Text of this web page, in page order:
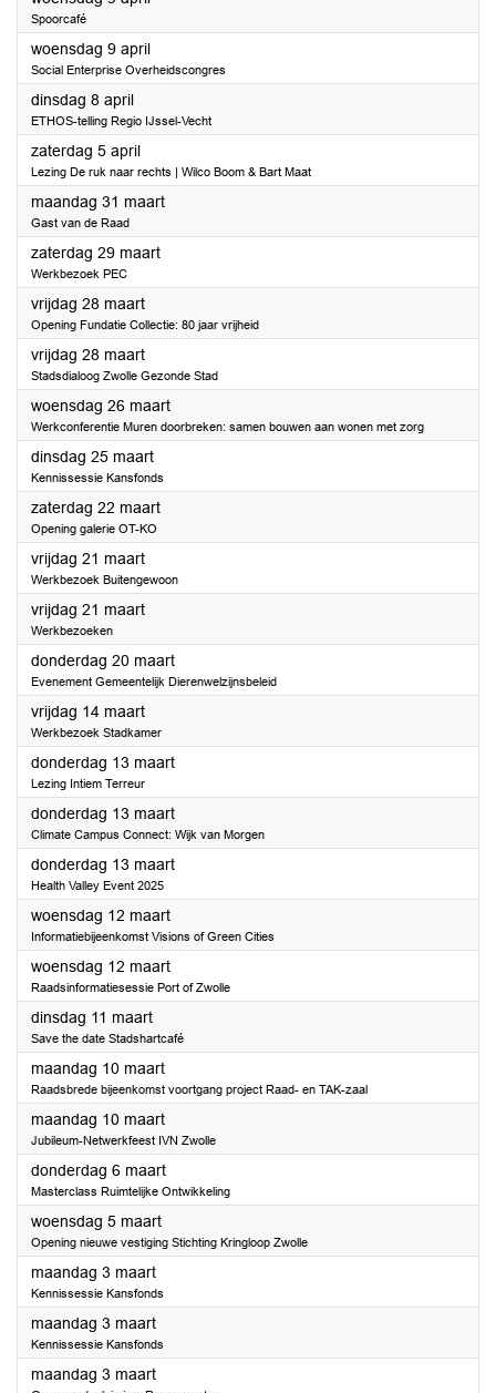
Spoorcafé
woensdag 9 april2025
Social Enterprise Overheidscongres
dinsdag 8 april2025
ETHOS-telling Regio IJssel-Vecht
zaterdag 5 april2025
Lezing De ruk naar rechts | Wilco Boom & Bart Maat
maandag 31 maart2025
Gast van de Raad
zaterdag 29 maart2025
Werkbezoek PEC
vrijdag 28 maart2025
Opening Fundatie Collectie: 80 jaar vrijheid
vrijdag 28 maart2025
Stadsdialoog Zwolle Gezonde Stad
woensdag 26 maart2025
Werkconferentie Muren doorbreken: samen bouwen aan wonen met zorg
dinsdag 25 maart2025
Kennissessie Kansfonds
zaterdag 22 maart2025
Opening galerie OT-KO
vrijdag 21 maart2025
Werkbezoek Buitengewoon
vrijdag 21 maart2025
Werkbezoeken
donderdag 20 maart2025
Evenement Gemeentelijk Dierenwelzijnsbeleid
vrijdag 14 maart2025
Werkbezoek Stadkamer
donderdag 13 maart2025
Lezing Intiem Terreur
donderdag 13 maart2025
Climate Campus Connect: Wijk van Morgen
donderdag 13 maart2025
Health Valley Event 2025
woensdag 12 maart2025
Informatiebijeenkomst Visions of Green Cities
woensdag 12 maart2025
Raadsinformatiesessie Port of Zwolle
dinsdag 11 maart2025
Save the date Stadshartcafé
maandag 10 maart2025
Raadsbrede bijeenkomst voortgang project Raad- en TAK-zaal
maandag 10 maart2025
Jubileum-Netwerkfeest IVN Zwolle
donderdag 6 maart2025
Masterclass Ruimtelijke Ontwikkeling
woensdag 5 maart2025
Opening nieuwe vestiging Stichting Kringloop Zwolle
maandag 3 maart2025
Kennissessie Kansfonds
maandag 3 maart2025
Kennissessie Kansfonds
maandag 3 maart2025